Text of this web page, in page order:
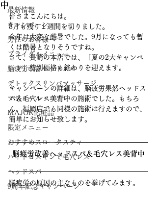
最新情報
キャンペーン
男性のお客様へ
ブライダルメニュー
脳疲労改善ヘッドスパ
デトックスリンパマッサージ
マジョール・コフレ
MAJOR化粧品
限定メニュー
おすすめスロータスティ
ハイドロスキンで毛穴レス
ヘッドスパ
9周年記念キャンペーン
中
皆さまこんにちは。
8月も残り１週間を切りました。
今年は大変な酷暑でした。9月になっても暫
くは酷暑となりそうですね。
さて、長崎の本店では、「夏の2大キャンペ
ーン」特別価格も終わりを迎えます。
キャンペーンの詳細は、脳疲労果然ヘッドス
パ＆毛穴レス美背中の施術でした。もちろ
ん、福岡店でも同様の施術は行えますので、
簡単にお知らせ致します。
脳疲労改善ヘッドスパ＆毛穴レス美背中
脳疲労の原因の主なものを挙げてみます。